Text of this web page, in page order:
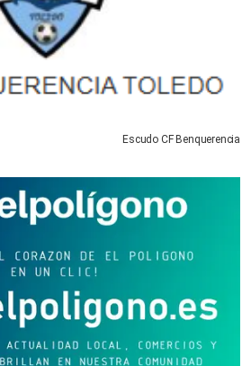
Escudo CF Benquerencia